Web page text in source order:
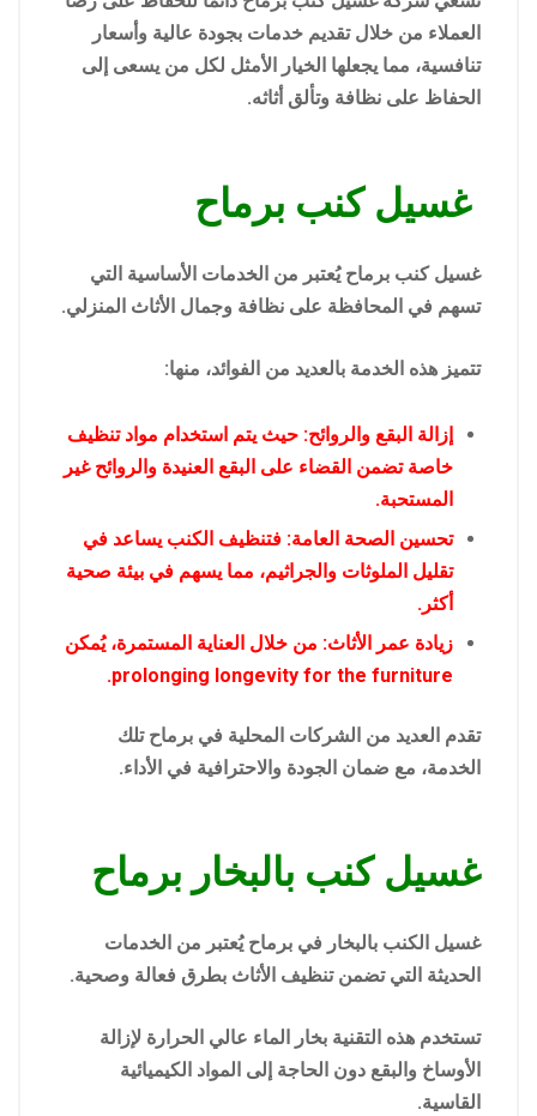
العملاء من خلال تقديم خدمات بجودة عالية وأسعار
تنافسية، مما يجعلها الخيار الأمثل لكل من يسعى إلى
الحفاظ على نظافة وتألق أثاثه.
غسيل كنب برماح
غسيل كنب برماح يُعتبر من الخدمات الأساسية التي
تسهم في المحافظة على نظافة وجمال الأثاث المنزلي.
تتميز هذه الخدمة بالعديد من الفوائد، منها:
إزالة البقع والروائح: حيث يتم استخدام مواد تنظيف
خاصة تضمن القضاء على البقع العنيدة والروائح غير
المستحبة.
تحسين الصحة العامة: فتنظيف الكنب يساعد في
تقليل الملوثات والجراثيم، مما يسهم في بيئة صحية
أكثر.
زيادة عمر الأثاث: من خلال العناية المستمرة، يُمكن
prolonging longevity for the furniture.
تقدم العديد من الشركات المحلية في برماح تلك
الخدمة، مع ضمان الجودة والاحترافية في الأداء.
غسيل كنب بالبخار برماح
غسيل الكنب بالبخار في برماح يُعتبر من الخدمات
الحديثة التي تضمن تنظيف الأثاث بطرق فعالة وصحية.
تستخدم هذه التقنية بخار الماء عالي الحرارة لإزالة
الأوساخ والبقع دون الحاجة إلى المواد الكيميائية
القاسية.